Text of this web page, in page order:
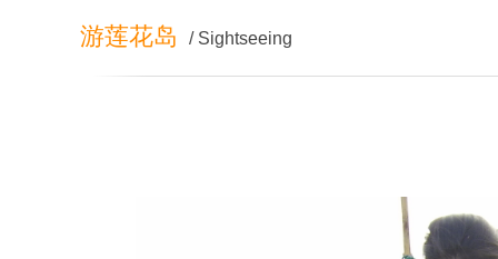
游莲花岛 / Sightseeing